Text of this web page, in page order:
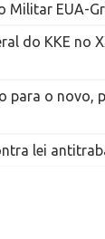
Militar EUA-
do KKE no
para o novo,
lei